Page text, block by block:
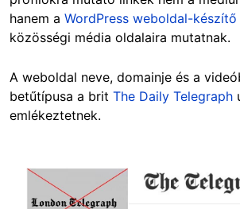
hanem a WordPress weboldal-
közösségi média oldalaira mutatnak.
A weboldal neve, domainje és a
betűtípusa a brit The Daily Telegraph
emlékeztetnek.
Image